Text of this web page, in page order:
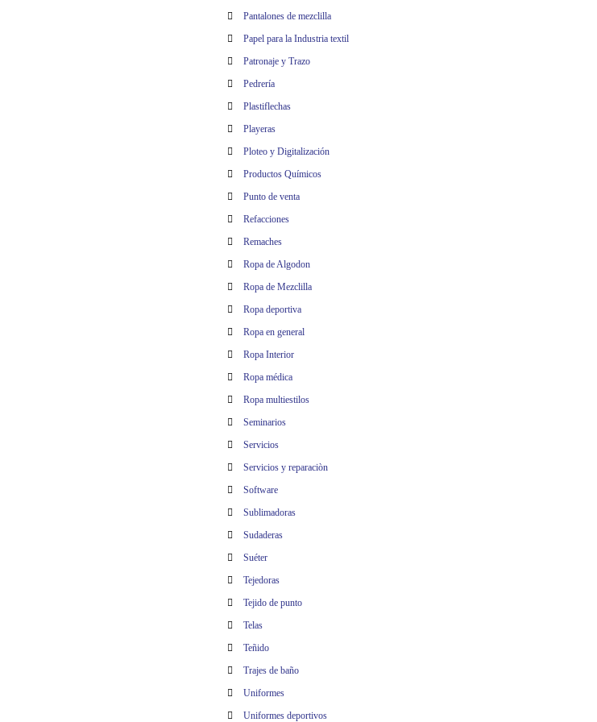
Pantalones de mezclilla
Papel para la Industria textil
Patronaje y Trazo
Pedrería
Plastiflechas
Playeras
Ploteo y Digitalización
Productos Químicos
Punto de venta
Refacciones
Remaches
Ropa de Algodon
Ropa de Mezclilla
Ropa deportiva
Ropa en general
Ropa Interior
Ropa médica
Ropa multiestilos
Seminarios
Servicios
Servicios y reparaciòn
Software
Sublimadoras
Sudaderas
Suéter
Tejedoras
Tejido de punto
Telas
Teñido
Trajes de baño
Uniformes
Uniformes deportivos